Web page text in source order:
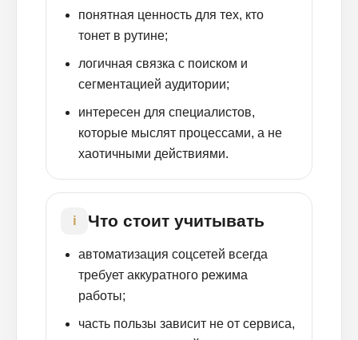
понятная ценность для тех, кто
тонет в рутине;
логичная связка с поиском и
сегментацией аудитории;
интересен для специалистов,
которые мыслят процессами, а не
хаотичными действиями.
i Что стоит учитывать
автоматизация соцсетей всегда
требует аккуратного режима
работы;
часть пользы зависит не от сервиса,